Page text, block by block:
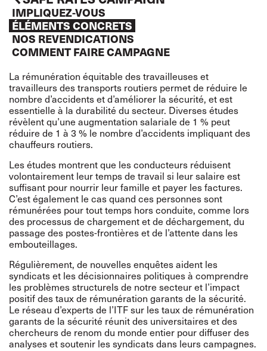
IMPLIQUEZ-VOUS
ÉLÉMENTS CONCRETS
NOS REVENDICATIONS
COMMENT FAIRE CAMPAGNE
La rémunération équitable des travailleuses et
travailleurs des transports routiers permet de réduire le
nombre d’accidents et d’améliorer la sécurité, et est
essentielle à la durabilité du secteur. Diverses études
révèlent qu’une augmentation salariale de 1 % peut
réduire de 1 à 3 % le nombre d’accidents impliquant des
chauffeurs routiers.
Les études montrent que les conducteurs réduisent
volontairement leur temps de travail si leur salaire est
suffisant pour nourrir leur famille et payer les factures.
C’est également le cas quand ces personnes sont
rémunérées pour tout temps hors conduite, comme lors
des processus de chargement et de déchargement, du
passage des postes-frontières et de l’attente dans les
embouteillages.
Régulièrement, de nouvelles enquêtes aident les
syndicats et les décisionnaires politiques à comprendre
les problèmes structurels de notre secteur et l’impact
positif des taux de rémunération garants de la sécurité.
Le réseau d’experts de l’ITF sur les taux de rémunération
garants de la sécurité réunit des universitaires et des
chercheurs de renom du monde entier pour diffuser des
analyses et soutenir les syndicats dans leurs campagnes.